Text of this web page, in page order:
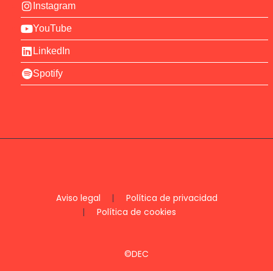
Instagram
YouTube
LinkedIn
Spotify
Aviso legal
Política de privacidad
Política de cookies
©DEC